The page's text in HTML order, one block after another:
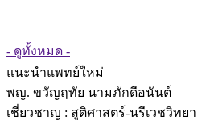
- ดูทั้งหมด -
แนะนำแพทย์ใหม่
พญ. ขวัญฤทัย นามภักดีอนันต์
เชี่ยวชาญ : สูติศาสตร์-นรีเวชวิทยา